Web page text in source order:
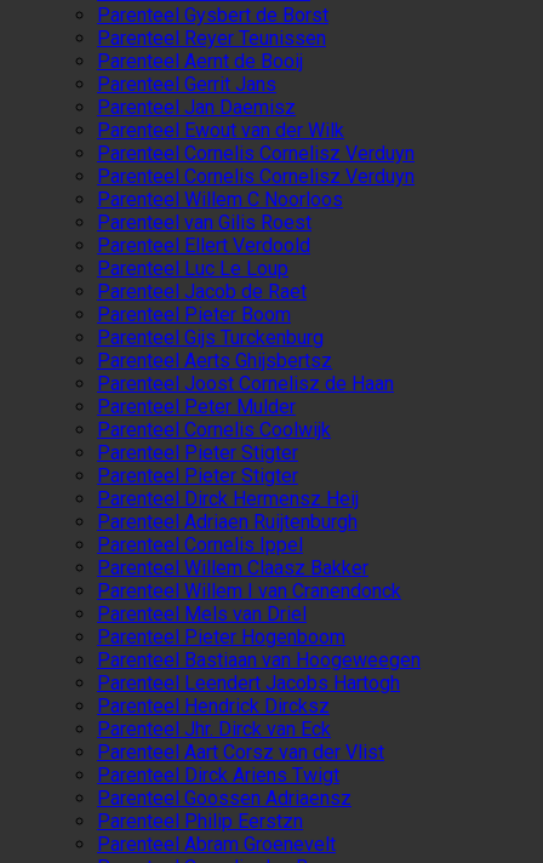
Parenteel Gysbert de Borst
Parenteel Reyer Teunissen
Parenteel Aernt de Booij
Parenteel Gerrit Jans
Parenteel Jan Daemisz
Parenteel Ewout van der Wilk
Parenteel Cornelis Cornelisz Verduyn
Parenteel Cornelis Cornelisz Verduyn
Parenteel Willem C Noorloos
Parenteel van Gilis Roest
Parenteel Ellert Verdoold
Parenteel Luc Le Loup
Parenteel Jacob de Raet
Parenteel Pieter Boom
Parenteel Gijs Turckenburg
Parenteel Aerts Ghijsbertsz
Parenteel Joost Cornelisz de Haan
Parenteel Peter Mulder
Parenteel Cornelis Coolwijk
Parenteel Pieter Stigter
Parenteel Pieter Stigter
Parenteel Dirck Hermensz Heij
Parenteel Adriaen Ruijtenburgh
Parenteel Cornelis Ippel
Parenteel Willem Claasz Bakker
Parenteel Willem I van Cranendonck
Parenteel Mels van Driel
Parenteel Pieter Hogenboom
Parenteel Bastiaan van Hoogeweegen
Parenteel Leendert Jacobs Hartogh
Parenteel Hendrick Dircksz
Parenteel Jhr. Dirck van Eck
Parenteel Aart Corsz van der Vlist
Parenteel Dirck Ariens Twigt
Parenteel Goossen Adriaensz
Parenteel Philip Eerstzn
Parenteel Abram Groenevelt